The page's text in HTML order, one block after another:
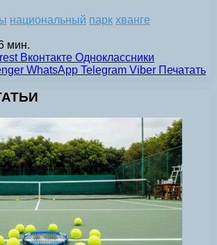
национальный парк хванге
мин.
Вконтакте Одноклассники
WhatsApp Telegram Viber Печатать